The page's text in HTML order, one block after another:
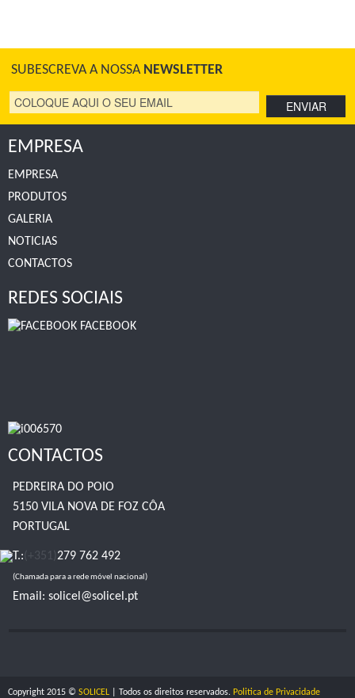
SUBESCREVA A NOSSA NEWSLETTER
EMPRESA
EMPRESA
PRODUTOS
GALERIA
NOTICIAS
CONTACTOS
REDES SOCIAIS
FACEBOOK
CONTACTOS
PEDREIRA DO POIO
5150 VILA NOVA DE FOZ CÔA
PORTUGAL
T.: (+351) 279 762 492
(Chamada para a rede móvel nacional)
Email: solicel@solicel.pt
Copyright 2015 © SOLICEL | Todos os direitos reservados. Politica de Privacidade